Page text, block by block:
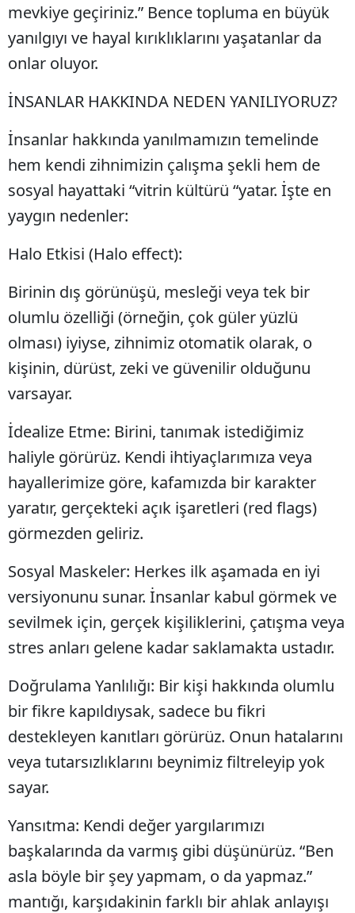
mevkiye geçiriniz.” Bence topluma en büyük
yanılgıyı ve hayal kırıklıklarını yaşatanlar da
onlar oluyor.
İNSANLAR HAKKINDA NEDEN YANILIYORUZ?
İnsanlar hakkında yanılmamızın temelinde
hem kendi zihnimizin çalışma şekli hem de
sosyal hayattaki “vitrin kültürü “yatar. İşte en
yaygın nedenler:
Halo Etkisi (Halo effect):
Birinin dış görünüşü, mesleği veya tek bir
olumlu özelliği (örneğin, çok güler yüzlü
olması) iyiyse, zihnimiz otomatik olarak, o
kişinin, dürüst, zeki ve güvenilir olduğunu
varsayar.
İdealize Etme: Birini, tanımak istediğimiz
haliyle görürüz. Kendi ihtiyaçlarımıza veya
hayallerimize göre, kafamızda bir karakter
yaratır, gerçekteki açık işaretleri (red flags)
görmezden geliriz.
Sosyal Maskeler: Herkes ilk aşamada en iyi
versiyonunu sunar. İnsanlar kabul görmek ve
sevilmek için, gerçek kişiliklerini, çatışma veya
stres anları gelene kadar saklamakta ustadır.
Doğrulama Yanlılığı: Bir kişi hakkında olumlu
bir fikre kapıldıysak, sadece bu fikri
destekleyen kanıtları görürüz. Onun hatalarını
veya tutarsızlıklarını beynimiz filtreleyip yok
sayar.
Yansıtma: Kendi değer yargılarımızı
başkalarında da varmış gibi düşünürüz. “Ben
asla böyle bir şey yapmam, o da yapmaz.”
mantığı, karşıdakinin farklı bir ahlak anlayışı